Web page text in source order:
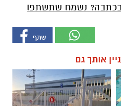
נשמח שתשתפו
אותך גם